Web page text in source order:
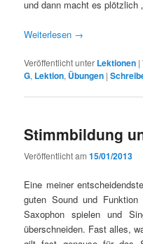
und dann macht es plötzlich
Weiterlesen →
Veröffentlicht unter Lektionen |
G, Lektion, Übungen |
Stimmbildung
Veröffentlicht am15/01/2013
Eine meiner
guten Sound und
Saxophon spielen und
überschneiden. Fast alles,